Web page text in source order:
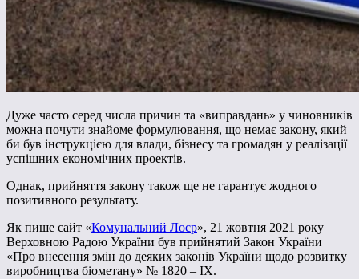
Дуже часто серед числа причин та «виправдань» у чиновників
можна почути знайоме формулювання, що немає закону, який
би був інструкцією для влади, бізнесу та громадян у реалізації
успішних економічних проектів.
Однак, прийняття закону також ще не гарантує жодного
позитивного результату.
Як пише сайт «Комунальний Лоєр», 21 жовтня 2021 року
Верховною Радою України був прийнятий Закон України
«Про внесення змін до деяких законів України щодо розвитку
виробництва біометану» № 1820 – IX.